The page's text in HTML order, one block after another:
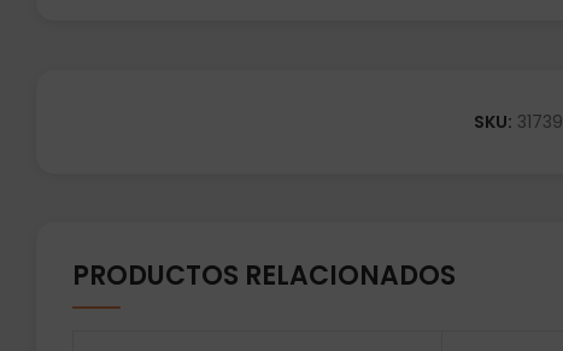
SKU: 31739
PRODUCTOS RELACIONADOS